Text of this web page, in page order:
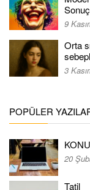
9
Orta
3
POPÜLER
20
Tatil